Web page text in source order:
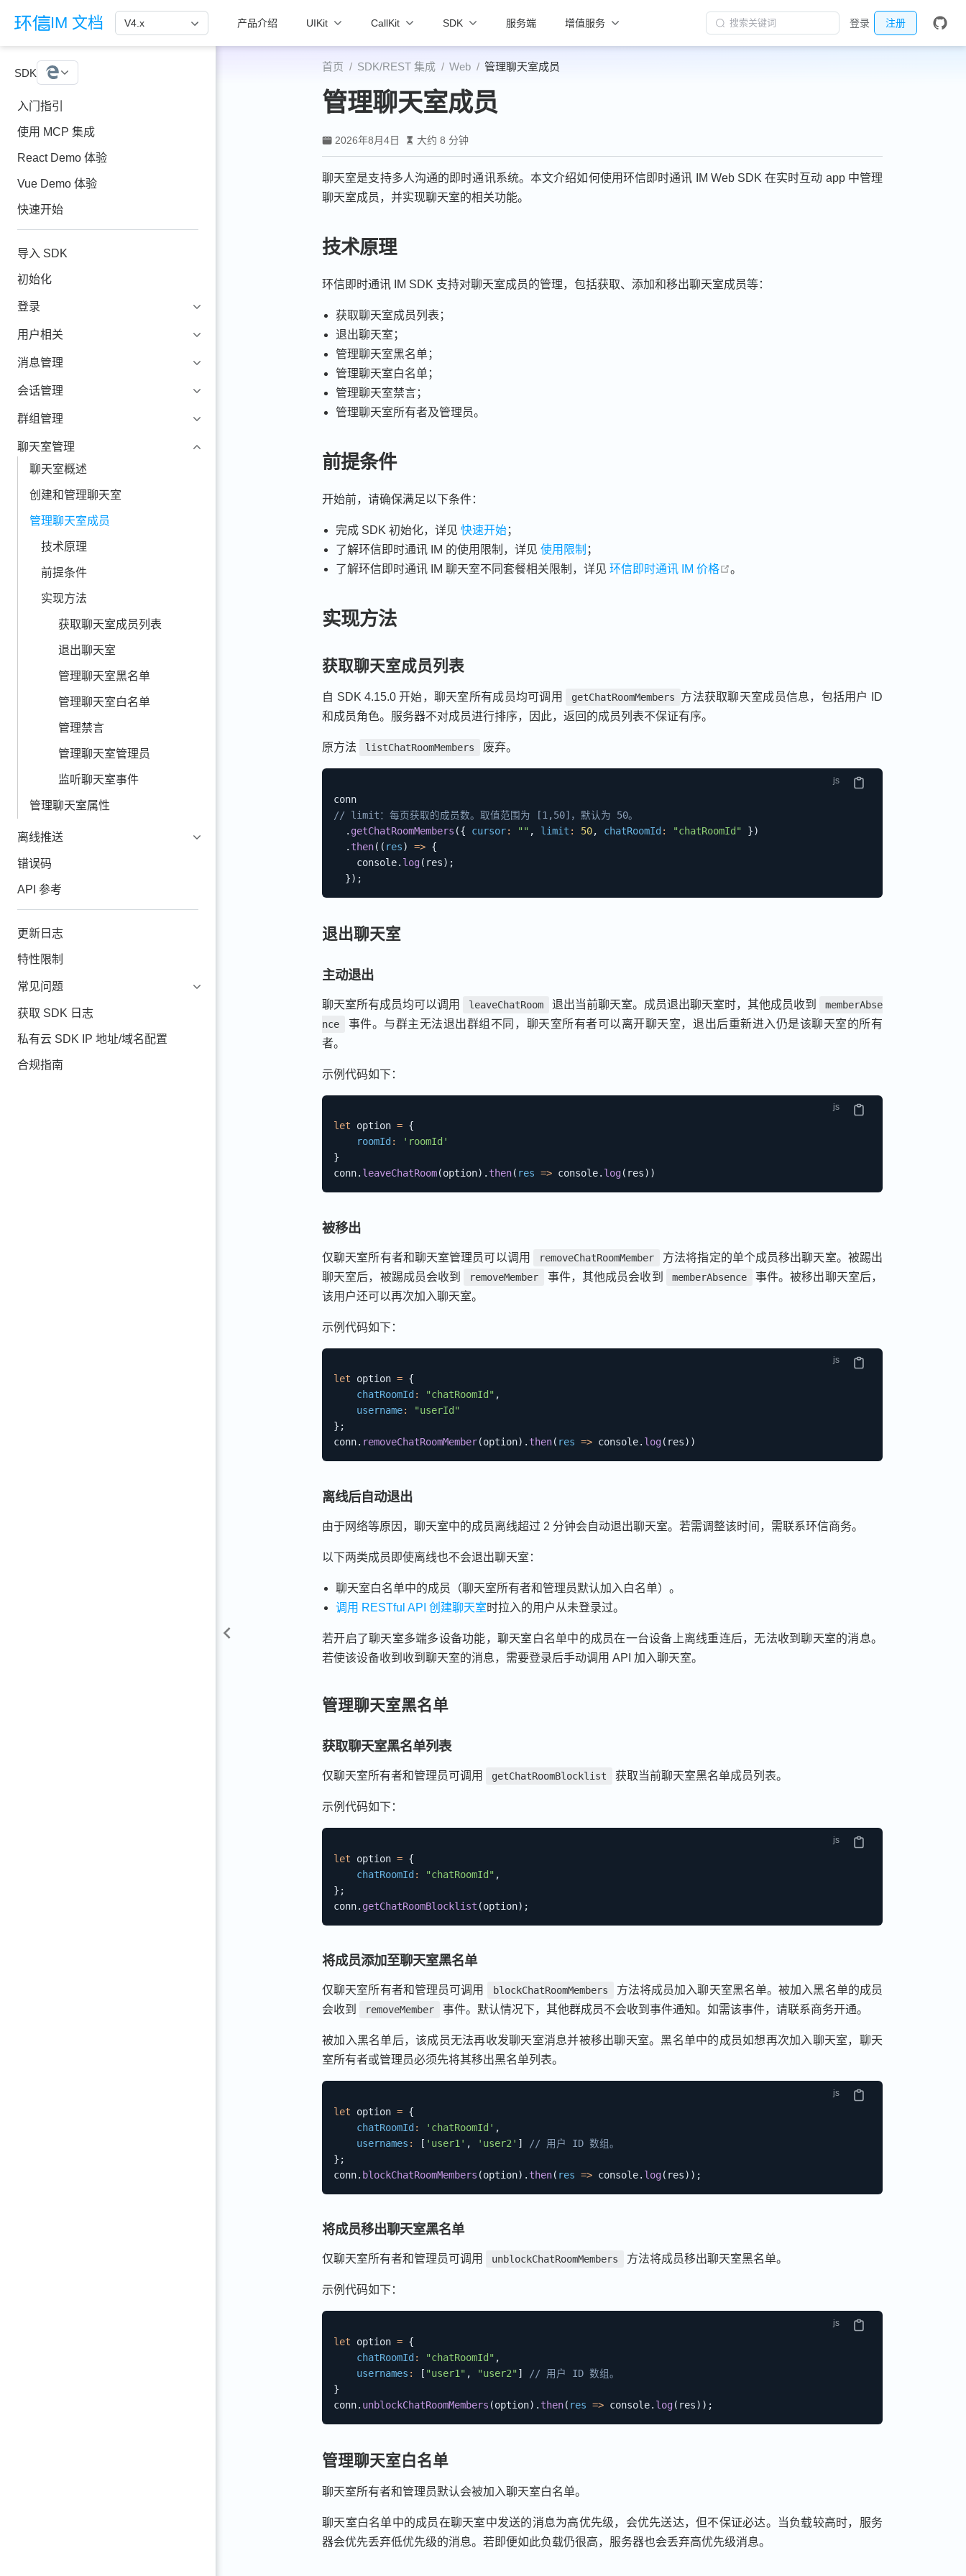
IM 文档 V4.x 产品介绍 UIKit CallKit SDK 服务端 增值服务 搜索关键词 登录 注册
SDK Web
入门指引
使用 MCP 集成
React Demo 体验
Vue Demo 体验
快速开始
导入 SDK
初始化
登录
用户相关
消息管理
会话管理
群组管理
聊天室管理
聊天室概述
创建和管理聊天室
管理聊天室成员
技术原理
前提条件
实现方法
获取聊天室成员列表
退出聊天室
管理聊天室黑名单
管理聊天室白名单
管理禁言
管理聊天室管理员
监听聊天室事件
管理聊天室属性
离线推送
错误码
API 参考
更新日志
特性限制
常见问题
获取 SDK 日志
私有云 SDK IP 地址/域名配置
合规指南
首页 SDK/REST 集成 Web 管理聊天室成员
管理聊天室成员
2026年8月4日 大约 8 分钟
聊天室是支持多人沟通的即时通讯系统。本文介绍如何使用环信即时通讯 IM Web SDK 在实时互动 app 中管理
聊天室成员，并实现聊天室的相关功能。
技术原理
环信即时通讯 IM SDK 支持对聊天室成员的管理，包括获取、添加和移出聊天室成员等：
获取聊天室成员列表；
退出聊天室；
管理聊天室黑名单；
管理聊天室白名单；
管理聊天室禁言；
管理聊天室所有者及管理员。
前提条件
开始前，请确保满足以下条件：
完成 SDK 初始化，详见快速开始；
了解环信即时通讯 IM 的使用限制，详见使用限制 ；
了解环信即时通讯 IM 聊天室不同套餐相关限制，详见环信即时通讯 IM 价格 open in new window
。
实现方法
获取聊天室成员列表
自 SDK 4.15.0 开始，聊天室所有成员均可调用 getChatRoomMembers
方法获取聊天室成员信息，包括用户 ID
和成员角色。服务器不对成员进行排序，因此，返回的成员列表不保证有序。
原方法 listChatRoomMembers 废弃。
// limit：每页获取的成员数。取值范围为 [1,50]，默认为 50。
. getChatRoomMembers ({ cursor: "" , limit : 50, chatRoomId : "chatRoomId" })
. then( ( res) => {
    console
. log( res) ;
}) ;
退出聊天室
主动退出
聊天室所有成员均可以调用 leaveChatRoom 退出当前聊天室。成员退出聊天室时，其他成员收到
memberAbse
nce
事件。与群主无法退出群组不同，聊天室所有者可以离开聊天室，退出后重新进入仍是该聊天室的所有
者。
示例代码如下：
let option = {
roomId :
'roomId'
}
conn. leaveChatRoom(option) . then( res => console. log( res) )
被移出
仅聊天室所有者和聊天室管理员可以调用 removeChatRoomMember
方法将指定的单个成员移出聊天室。被踢出
聊天室后，被踢成员会收到
removeMember 事件，其他成员会收到 memberAbsence
事件。被移出聊天室后，
该用户还可以再次加入聊天室。
示例代码如下：
let option = {
chatRoomId : "chatRoomId" ,
username:
"userId"
} ;
conn. removeChatRoomMember(option) . then( res => console. log( res) )
离线后自动退出
由于网络等原因，聊天室中的成员离线超过 2 分钟会自动退出聊天室。若需调整该时间，需联系环信商务。
以下两类成员即使离线也不会退出聊天室：
聊天室白名单中的成员（聊天室所有者和管理员默认加入白名单）。
调用 RESTful API 创建聊天室时拉入的用户从未登录过。
若开启了聊天室多端多设备功能，聊天室白名单中的成员在一台设备上离线重连后，无法收到聊天室的消息。
若使该设备收到收到聊天室的消息，需要登录后手动调用 API 加入聊天室。
管理聊天室黑名单
获取聊天室黑名单列表
仅聊天室所有者和管理员可调用 getChatRoomBlocklist 获取当前聊天室黑名单成员列表。
示例代码如下：
let option = {
chatRoomId: "chatRoomId" ,
} ;
conn. getChatRoomBlocklist (option) ;
将成员添加至聊天室黑名单
仅聊天室所有者和管理员可调用 blockChatRoomMembers
方法将成员加入聊天室黑名单。被加入黑名单的成员
会收到
removeMember 事件。默认情况下，其他群成员不会收到事件通知。如需该事件，请联系商务开通。
被加入黑名单后，该成员无法再收发聊天室消息并被移出聊天室。黑名单中的成员如想再次加入聊天室，聊天
室所有者或管理员必须先将其移出黑名单列表。
let option = {
chatRoomId : 'chatRoomId' ,
usernames : [ 'user1' , 'user2' ]
// 用户 ID 数组。
} ;
conn. blockChatRoomMembers (option) . then( res => console. log( res) ) ;
将成员移出聊天室黑名单
仅聊天室所有者和管理员可调用 unblockChatRoomMembers 方法将成员移出聊天室黑名单。
示例代码如下：
let option = {
chatRoomId : "chatRoomId" ,
usernames : [ "user1" , "user2" ]
// 用户 ID 数组。
}
conn. unblockChatRoomMembers (option) . then( res => console. log( res) ) ;
管理聊天室白名单
聊天室所有者和管理员默认会被加入聊天室白名单。
聊天室白名单中的成员在聊天室中发送的消息为高优先级，会优先送达，但不保证必达。当负载较高时，服务
器会优先丢弃低优先级的消息。若即便如此负载仍很高，服务器也会丢弃高优先级消息。